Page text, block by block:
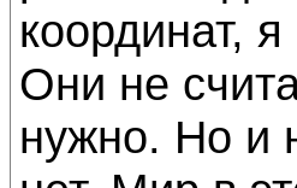
координат,
Они не
нужно. Но и